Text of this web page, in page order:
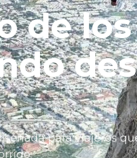
de
para viajeros